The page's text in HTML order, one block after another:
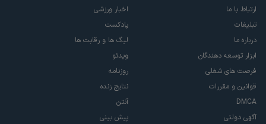
ارتباط با ما
تبلیغات
درباره ما
ابزار توسعه دهندگان
فرصت های شغلی
قوانین و مقررات
DMCA
آگهی دولتی
اخبار ورزشی
پادکست
لیگ ها و رقابت ها
ویدئو
روزنامه
نتایج زنده
آنتن
پیش بینی